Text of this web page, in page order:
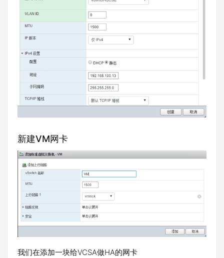
新建VM网卡
我们在添加一块给VCSA做HA的网卡